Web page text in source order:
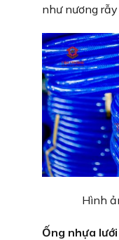
như nương
Hình
Ống nhựa lưới